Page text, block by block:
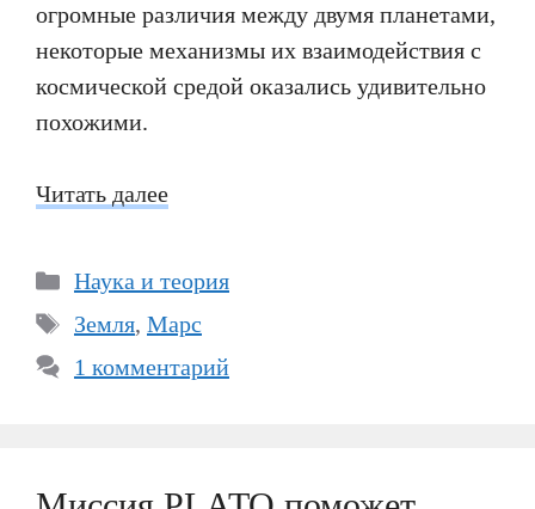
огромные различия между двумя планетами,
некоторые механизмы их взаимодействия с
космической средой оказались удивительно
похожими.
Читать далее
Рубрики
Наука и теория
Метки
Земля, Марс
1 комментарий